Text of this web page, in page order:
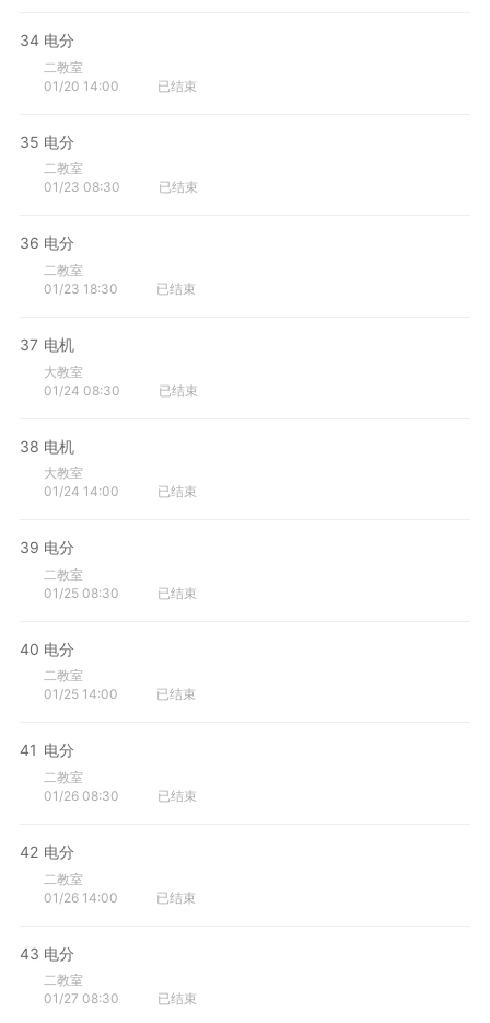
34 电分
二教室
01/20 14:00
已结束
35 电分
二教室
01/23 08:30
已结束
36 电分
二教室
01/23 18:30
已结束
37 电机
大教室
01/24 08:30
已结束
38 电机
大教室
01/24 14:00
已结束
39 电分
二教室
01/25 08:30
已结束
40 电分
二教室
01/25 14:00
已结束
41 电分
二教室
01/26 08:30
已结束
42 电分
二教室
01/26 14:00
已结束
43 电分
二教室
01/27 08:30
已结束